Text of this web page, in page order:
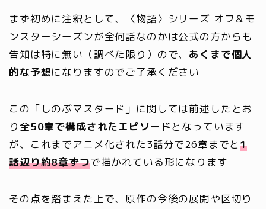
まず初めに注釈として、〈物語〉シリーズ オフ＆モ
ンスターシーズンが全何話なのかは公式の方からも
告知は特に無い（調べた限り）ので、 あくまで個人
的な予想になりますのでご了承ください
この「しのぶマスタード」に関しては前述したとお
り 全50章で構成されたエピソードとなっています
が、これまでアニメ化された3話分で26章までと1
話辺り約8章ずつで描かれている形になります
その点を踏まえた上で、原作の今後の展開や区切り